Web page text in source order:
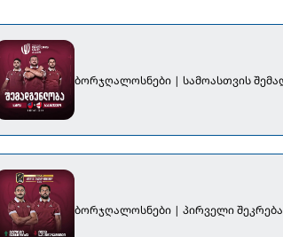
ბორჯღალოსნები | სამოასთვის
ბორჯღალოსნები | პირველი